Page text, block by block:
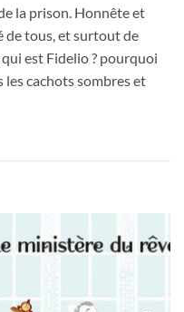
la prison. Honnête et
de tous, et surtout de
est Fidelio ? pourquoi
cachots sombres et